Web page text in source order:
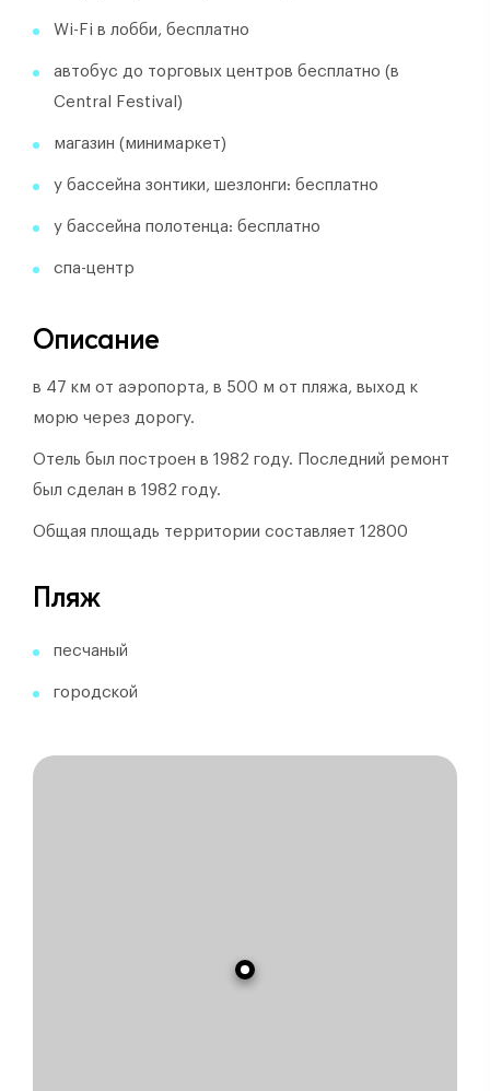
Wi-Fi в лобби, бесплатно
автобус до торговых центров бесплатно (в
Central Festival)
магазин (минимаркет)
у бассейна зонтики, шезлонги: бесплатно
у бассейна полотенца: бесплатно
спа-центр
Описание
в 47 км от аэропорта, в 500 м от пляжа, выход к
морю через дорогу.
Отель был построен в 1982 году.
Последний ремонт
был сделан в 1982 году.
Общая площадь территории составляет 12800
Пляж
песчаный
городской